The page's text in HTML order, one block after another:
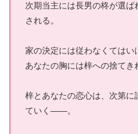
次期当主には長男の柊が選ば
される。
家の決定には従わなくてはい
あなたの胸には梓への捨てき
梓とあなたの恋心は、次第に
ていく――。